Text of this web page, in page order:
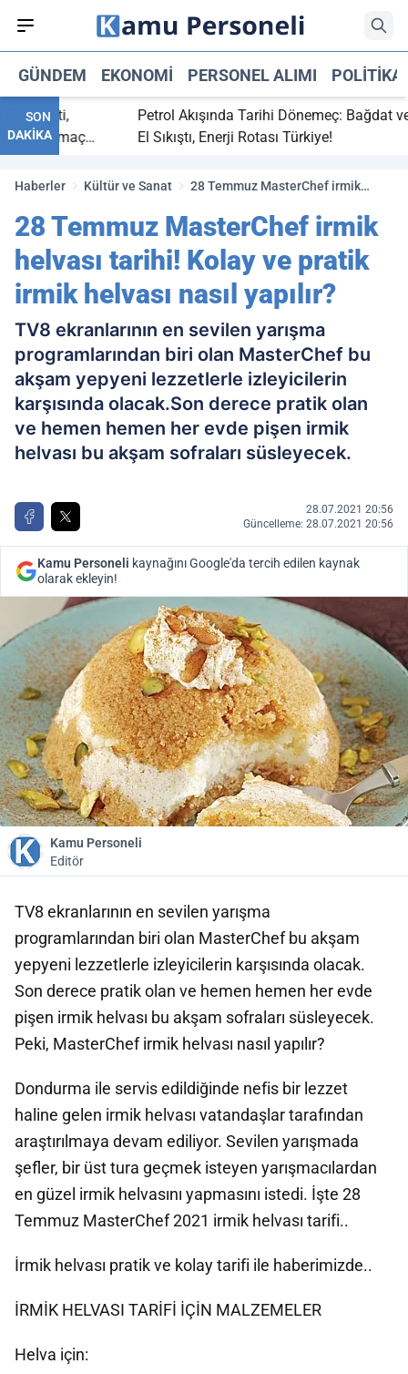
GÜNDEM EKONOMI PERSONEL ALIMI POLITIKA
SON
DAKİKA
bitti,
maç
Petrol Akışında Tarihi Dönemeç: Bağdat ve
El Sıkıştı, Enerji Rotası Türkiye!
Haberler Kültür ve Sanat
28 Temmuz MasterChef irmik
helvası nasıl yapılır?
28 Temmuz MasterChef irmik
helvası tarihi! Kolay ve pratik
irmik helvası nasıl yapılır?
TV8 ekranlarının en sevilen yarışma
programlarından biri olan MasterChef bu
akşam yepyeni lezzetlerle izleyicilerin
karşısında olacak.Son derece pratik olan
ve hemen hemen her evde pişen irmik
helvası bu akşam sofraları süsleyecek.
28.07.2021 20:56
Güncelleme: 28.07.2021 20:56
Kamu Personeli kaynağını Google'da tercih edilen kaynak
olarak ekleyin!
Kamu Personeli
Editör
TV8 ekranlarının en sevilen yarışma
programlarından biri olan MasterChef bu akşam
yepyeni lezzetlerle izleyicilerin karşısında olacak.
Son derece pratik olan ve hemen hemen her evde
pişen irmik helvası bu akşam sofraları süsleyecek.
Peki, MasterChef irmik helvası nasıl yapılır?
Dondurma ile servis edildiğinde nefis bir lezzet
haline gelen irmik helvası vatandaşlar tarafından
araştırılmaya devam ediliyor. Sevilen yarışmada
şefler, bir üst tura geçmek isteyen yarışmacılardan
en güzel irmik helvasını yapmasını istedi. İşte 28
Temmuz MasterChef 2021 irmik helvası tarifi..
İrmik helvası pratik ve kolay tarifi ile haberimizde..
İRMİK HELVASI TARİFİ İÇİN MALZEMELER
Helva için: